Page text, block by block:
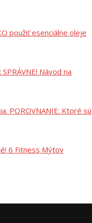
použiť esenciálne oleje
Návod na
POROVNANIE: Ktoré sú
6 Fitness Mýtov